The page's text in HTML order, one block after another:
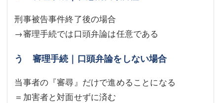
刑事被告事件終了後の場合
→審理手続では口頭弁論は任意である
う 審理手続｜口頭弁論をしない場合
当事者の『審尋』だけで進めることになる
＝加害者と対面せずに済む